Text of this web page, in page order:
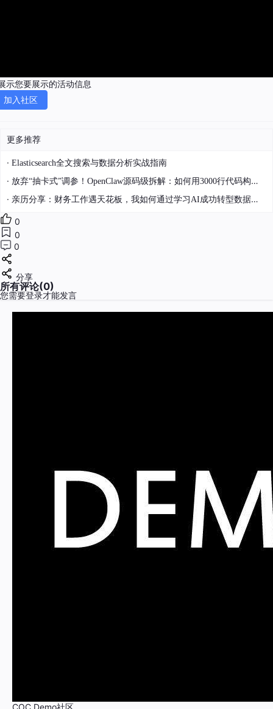
示您要展示的活动信息
加入社区
更多推荐
· Elasticsearch全文搜索与数据分析实战指南
· 放弃“抽卡式”调参！OpenClaw源码级拆解：如何用3000行代码构建你的AI Agent指挥官
· 亲历分享：财务工作遇天花板，我如何通过学习AI成功转型数据分析师
0
0
0
分享
所有评论(0)
您需要登录才能发言
COC Demo社区